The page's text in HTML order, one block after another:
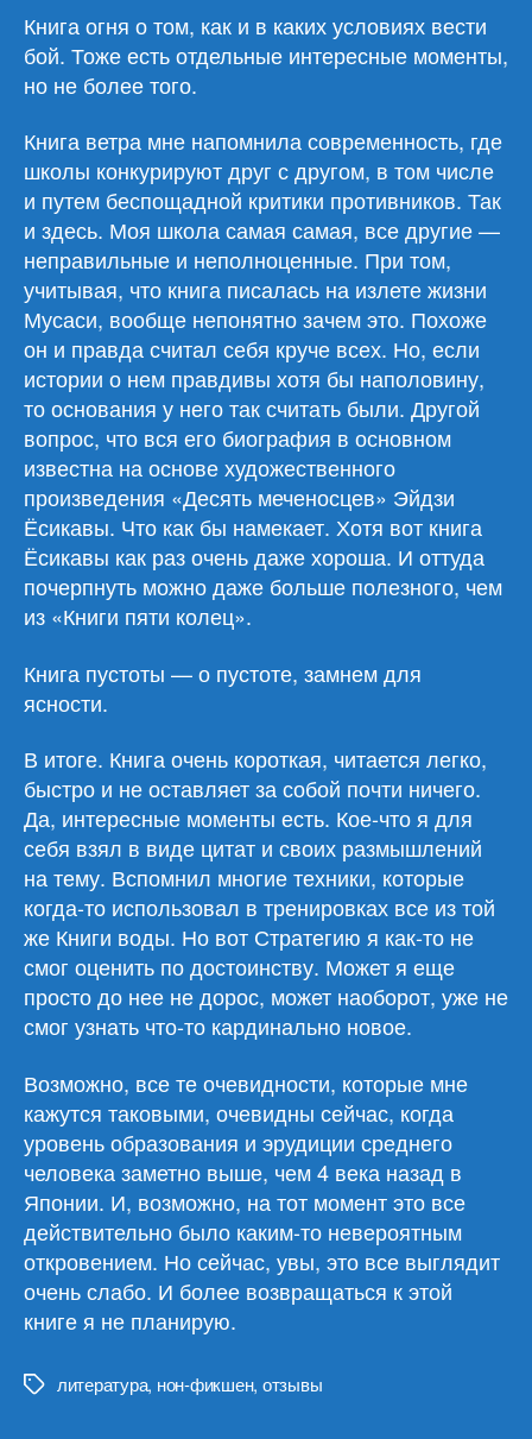
Книга огня о том, как и в каких условиях вести
бой. Тоже есть отдельные интересные моменты,
но не более того.
Книга ветра мне напомнила современность, где
школы конкурируют друг с другом, в том числе
и путем беспощадной критики противников. Так
и здесь. Моя школа самая самая, все другие —
неправильные и неполноценные. При том,
учитывая, что книга писалась на излете жизни
Мусаси, вообще непонятно зачем это. Похоже
он и правда считал себя круче всех. Но, если
истории о нем правдивы хотя бы наполовину,
то основания у него так считать были. Другой
вопрос, что вся его биография в основном
известна на основе художественного
произведения «Десять меченосцев» Эйдзи
Ёсикавы. Что как бы намекает. Хотя вот книга
Ёсикавы как раз очень даже хороша. И оттуда
почерпнуть можно даже больше полезного, чем
из «Книги пяти колец».
Книга пустоты — о пустоте, замнем для
ясности.
В итоге. Книга очень короткая, читается легко,
быстро и не оставляет за собой почти ничего.
Да, интересные моменты есть. Кое-что я для
себя взял в виде цитат и своих размышлений
на тему. Вспомнил многие техники, которые
когда-то использовал в тренировках все из той
же Книги воды. Но вот Стратегию я как-то не
смог оценить по достоинству. Может я еще
просто до нее не дорос, может наоборот, уже не
смог узнать что-то кардинально новое.
Возможно, все те очевидности, которые мне
кажутся таковыми, очевидны сейчас, когда
уровень образования и эрудиции среднего
человека заметно выше, чем 4 века назад в
Японии. И, возможно, на тот момент это все
действительно было каким-то невероятным
откровением. Но сейчас, увы, это все выглядит
очень слабо. И более возвращаться к этой
книге я не планирую.
Меткилитература, нон-фикшен, отзывы